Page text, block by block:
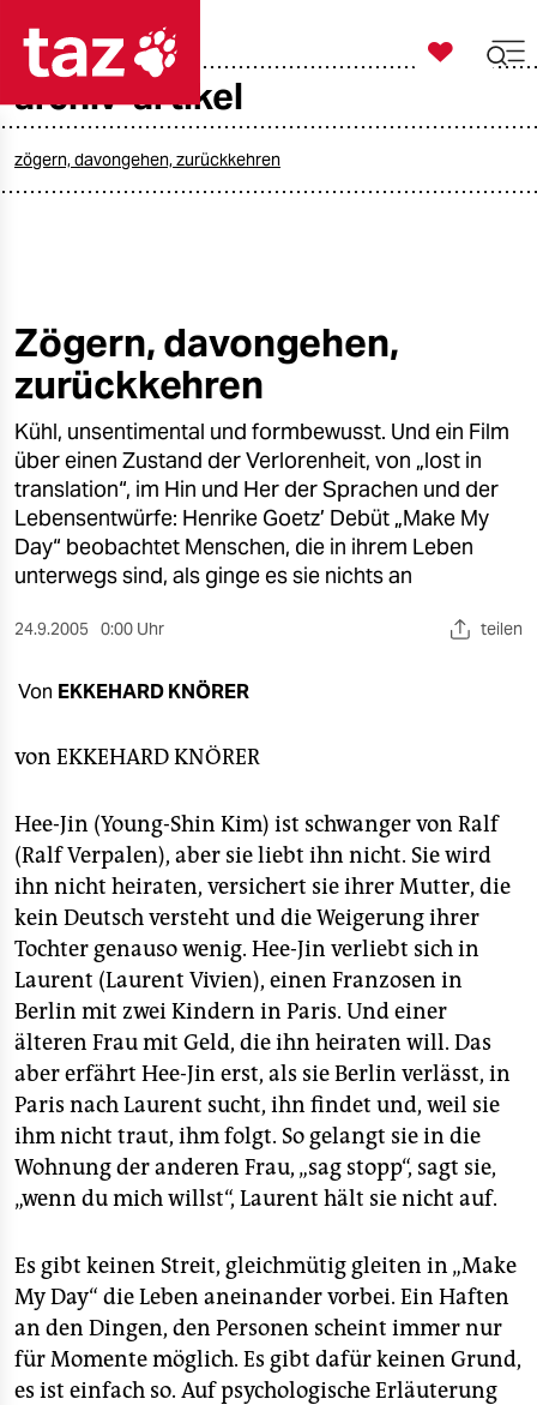
taz zahl ich
öko
gesellschaft
kultur
sport
berlin
nord
verlag
verlag
shop
fragen & hilfe
unterstützen
abo
genossenschaft
epaper login

taz zahl ich
archiv-artikel
zögern, davongehen, zurückkehren
Zögern, davongehen,
zurückkehren
Kühl, unsentimental und formbewusst. Und ein Film
über einen Zustand der Verlorenheit, von „lost in
translation“, im Hin und Her der Sprachen und der
Lebensentwürfe: Henrike Goetz’ Debüt „Make My
Day“ beobachtet Menschen, die in ihrem Leben
unterwegs sind, als ginge es sie nichts an
24.9.2005 0:00 Uhr teilen
Von EKKEHARD KNÖRER
von EKKEHARD KNÖRER
Hee-Jin (Young-Shin Kim) ist schwanger von Ralf
(Ralf Verpalen), aber sie liebt ihn nicht. Sie wird
ihn nicht heiraten, versichert sie ihrer Mutter, die
kein Deutsch versteht und die Weigerung ihrer
Tochter genauso wenig. Hee-Jin verliebt sich in
Laurent (Laurent Vivien), einen Franzosen in
Berlin mit zwei Kindern in Paris. Und einer
älteren Frau mit Geld, die ihn heiraten will. Das
aber erfährt Hee-Jin erst, als sie Berlin verlässt, in
Paris nach Laurent sucht, ihn findet und, weil sie
ihm nicht traut, ihm folgt. So gelangt sie in die
Wohnung der anderen Frau, „sag stopp“, sagt sie,
„wenn du mich willst“, Laurent hält sie nicht auf.
Es gibt keinen Streit, gleichmütig gleiten in „Make
My Day“ die Leben aneinander vorbei. Ein Haften
an den Dingen, den Personen scheint immer nur
für Momente möglich. Es gibt dafür keinen Grund,
es ist einfach so. Auf psychologische Erläuterung